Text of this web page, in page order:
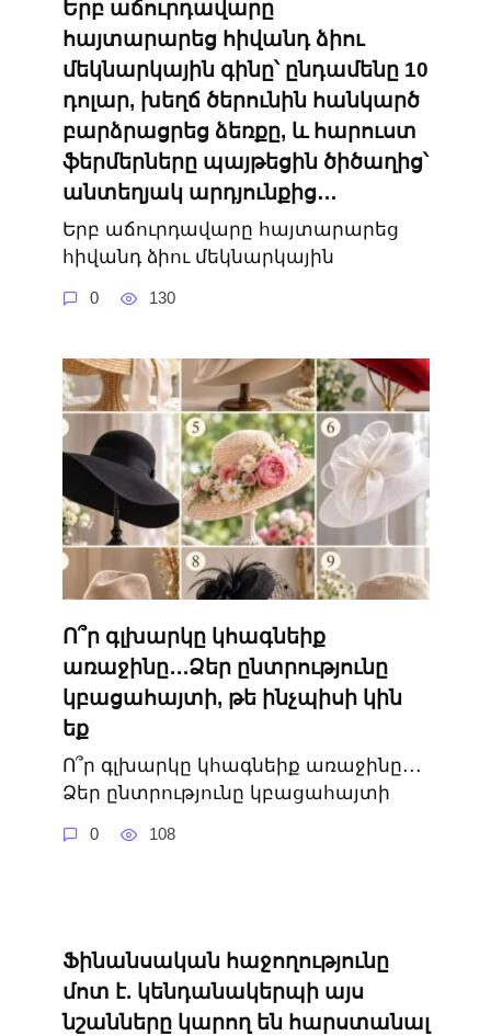
Երբ աճուրդավարը
հայտարարեց հիվանդ ձիու
մեկնարկային գինը՝ ընդամենը 10
դոլար, խեղճ ծերունին հանկարծ
բարձրացրեց ձեռքը, և հարուստ
ֆերմերները պայթեցին ծիծաղից՝
անտեղյակ արդյունքից…
Երբ աճուրդավարը հայտարարեց
հիվանդ ձիու մեկնարկային
0 130
Ո՞ր գլխարկը կհագնեիք
առաջինը․․․Ձեր ընտրությունը
կբացահայտի, թե ինչպիսի կին
եք
Ո՞ր գլխարկը կհագնեիք առաջինը․․․
Ձեր ընտրությունը կբացահայտի
0 108
Ֆինանսական հաջողությունը
մոտ է. կենդանակերպի այս
նշանները կարող են հարստանալ